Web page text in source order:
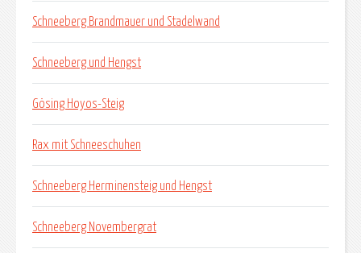
Schneeberg Brandmauer und Stadelwand
Schneeberg und Hengst
Gösing Hoyos-Steig
Rax mit Schneeschuhen
Schneeberg Herminensteig und Hengst
Schneeberg Novembergrat